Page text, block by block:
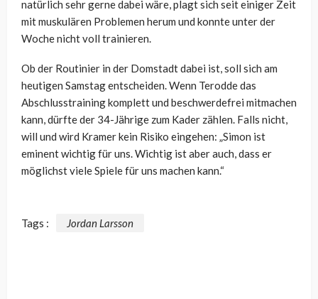
natürlich sehr gerne dabei wäre, plagt sich seit einiger Zeit
mit muskulären Problemen herum und konnte unter der
Woche nicht voll trainieren.
Ob der Routinier in der Domstadt dabei ist, soll sich am
heutigen Samstag entscheiden. Wenn Terodde das
Abschlusstraining komplett und beschwerdefrei mitmachen
kann, dürfte der 34-Jährige zum Kader zählen. Falls nicht,
will und wird Kramer kein Risiko eingehen: „Simon ist
eminent wichtig für uns. Wichtig ist aber auch, dass er
möglichst viele Spiele für uns machen kann.“
Tags : Jordan Larsson